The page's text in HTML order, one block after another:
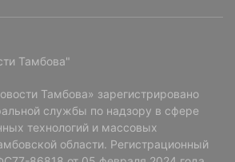
Тамбова"
Тамбова» зарегистрировано
службы по надзору в сфере
технологий и массовых
области. Регистрационный